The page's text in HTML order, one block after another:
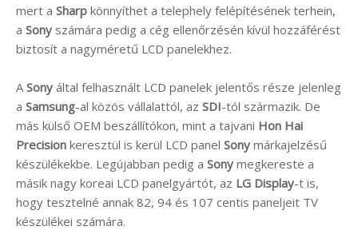
mert a Sharp könnyíthet a telephely felépítésének terhein,
a Sony számára pedig a cég ellenőrzésén kívül hozzáférést
biztosít a nagyméretű LCD panelekhez.
A Sony által felhasznált LCD panelek jelentős része jelenleg
a Samsung-al közös vállalattól, az SDI-tól származik. De
más külső OEM beszállítókon, mint a tajvani Hon Hai
Precision keresztül is kerül LCD panel Sony márkajelzésű
készülékekbe. Legújabban pedig a Sony megkereste a
másik nagy koreai LCD panelgyártót, az LG Display-t is,
hogy tesztelné annak 82, 94 és 107 centis paneljeit TV
készülékei számára.